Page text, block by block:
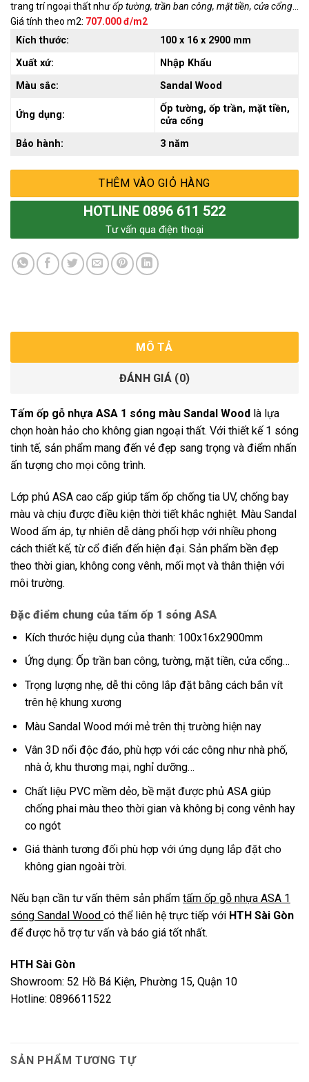
trang trí ngoại thất nhưốp tường, trần ban công, mặt tiền, cửa cổng
Giá tính theo m2: 707.000 đ/m2
Kích thước:
100 x 16 x 2900 mm
Xuất xứ:
Nhập Khẩu
Màu sắc:
Sandal Wood
Ứng dụng:
Ốp tường, ốp trần, mặt tiền,
cửa cổng
Bảo hành:
3 năm
THÊM VÀO GIỎ HÀNG
HOTLINE 0896 611 522
Tư vấn qua điện thoại
MÔ TẢ
ĐÁNH GIÁ (0)
Tấm ốp gỗ nhựa ASA 1 sóng màu Sandal Wood là lựa
chọn hoàn hảo cho không gian ngoại thất. Với thiết kế 1 sóng
tinh tế, sản phẩm mang đến vẻ đẹp sang trọng và điểm nhấn
ấn tượng cho mọi công trình.
Lớp phủ ASA cao cấp giúp tấm ốp chống tia UV, chống bay
màu và chịu được điều kiện thời tiết khắc nghiệt. Màu Sandal
Wood ấm áp, tự nhiên dễ dàng phối hợp với nhiều phong
cách thiết kế, từ cổ điển đến hiện đại. Sản phẩm bền đẹp
theo thời gian, không cong vênh, mối mọt và thân thiện với
môi trường.
Đặc điểm chung của tấm ốp 1 sóng ASA
Kích thước hiệu dụng của thanh: 100x16x2900mm
Ứng dụng: Ốp trần ban công, tường, mặt tiền, cửa cổng…
Trọng lượng nhẹ, dễ thi công lắp đặt bằng cách bắn vít
trên hệ khung xương
Màu Sandal Wood mới mẻ trên thị trường hiện nay
Vân 3D nổi độc đáo, phù hợp với các công như nhà phố,
nhà ở, khu thương mại, nghỉ dưỡng…
Chất liệu PVC mềm dẻo, bề mặt được phủ ASA giúp
chống phai màu theo thời gian và không bị cong vênh hay
co ngót
Giá thành tương đối phù hợp với ứng dụng lắp đặt cho
không gian ngoài trời.
Nếu bạn cần tư vấn thêm sản phẩm tấm ốp gỗ nhựa ASA 1
sóng Sandal Wood có thể liên hệ trực tiếp với HTH Sài Gòn
để được hỗ trợ tư vấn và báo giá tốt nhất.
HTH Sài Gòn
Showroom: 52 Hồ Bá Kiện, Phường 15, Quận 10
Hotline: 0896611522
SẢN PHẨM TƯƠNG TỰ